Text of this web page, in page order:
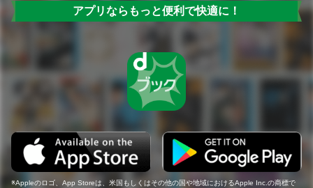
アプリならもっと便利で快適に！
Appleのロゴ、App Storeは、米国もしくはその他の国や地域におけるApple Inc.の商標で